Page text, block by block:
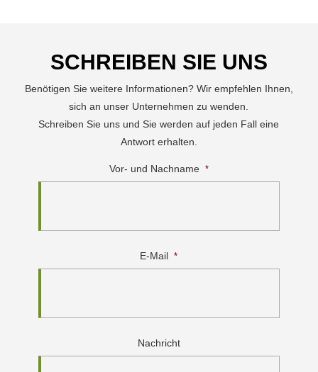
SCHREIBEN SIE UNS
Benötigen Sie weitere Informationen? Wir empfehlen Ihnen,
sich an unser Unternehmen zu wenden.
Schreiben Sie uns und Sie werden auf jeden Fall eine
Antwort erhalten.
Vor- und Nachname *
E-Mail *
Nachricht